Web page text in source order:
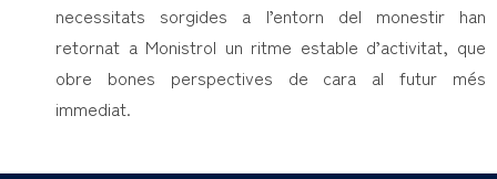
necessitats sorgides a l’entorn del monestir han
retornat a Monistrol un ritme estable d’activitat, que
obre bones perspectives de cara al futur més
immediat.